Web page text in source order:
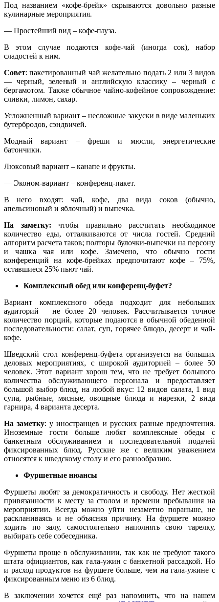
Под названием «кофе-брейк» скрываются довольно разные
кулинарные мероприятия.
— Простейший вид – кофе-пауза.
В этом случае подаются кофе-чай (иногда сок), набор
сладостей к ним.
Совет: пакетированный чай желательно подать 2 или 3 видов
— черный, зеленый и английскую классику – черный с
бергамотом. Также обычное чайно-кофейное сопровождение:
сливки, лимон, сахар.
Усложненный вариант – несложные закуски в виде маленьких
бутербродов, сэндвичей.
Модный вариант – фреши и мюсли, энергетические
батончики.
Люксовый вариант – канапе и фрукты.
— Эконом-вариант – конференц-пакет.
В него входят: чай, кофе, два вида соков (обычно,
апельсиновый и яблочный) и выпечка.
На заметку:чтобы правильно рассчитать необходимое
количество еды, отталкиваются от числа гостей. Средний
алгоритм расчета таков; полторы булочки-выпечки на персону
и чашка чая или кофе. Замечено, что обычно гости
конференций на кофе-брейках предпочитают кофе – 75%,
оставшиеся 25% пьют чай.
Комплексный обед или конференц-буфет?
Вариант комплексного обеда подходит для небольших
аудиторий – не более 20 человек. Рассчитывается точное
количество порций, которые подаются в обычной обеденной
последовательности: салат, суп, горячее блюдо, десерт и чай-
кофе.
Шведский стол конференц-буфета организуется на больших
деловых мероприятиях, с широкой аудиторией – более 50
человек. Этот вариант хорош тем, что не требует большого
количества обслуживающего персонала и предоставляет
большой выбор блюд, на любой вкус: 12 видов салата, 1 вид
супа, рыбные, мясные, овощные блюда и нарезки, 2 вида
гарнира, 4 варианта десерта.
На заметку: у иностранцев и русских разные предпочтения.
Иноземные гости больше любят комплексные обеды с
банкетным обслуживанием и последовательной подачей
фиксированных блюд. Русские же с великим уважением
относятся к шведскому столу и его разнообразию.
Фуршетные нюансы
Фуршеты любят за демократичность и свободу. Нет жесткой
привязанности к месту за столом и времени пребывания на
мероприятии. Всегда можно уйти незаметно пораньше, не
раскланиваясь и не объясняя причину. На фуршете можно
ходить по залу, самостоятельно наполнять свою тарелку,
выбирать себе собеседника.
Фуршеты проще в обслуживании, так как не требуют такого
штата официантов, как гала-ужин с банкетной рассадкой. Но
и расход продуктов на фуршете больше, чем на гала-ужине с
фиксированным меню из 6 блюд.
В заключении хочется ещё раз напомнить, что на нашем